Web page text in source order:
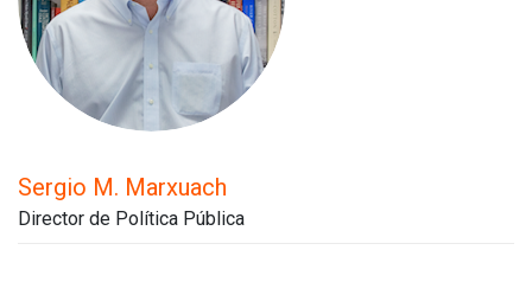
Sergio M. Marxuach
Director de Política Pública